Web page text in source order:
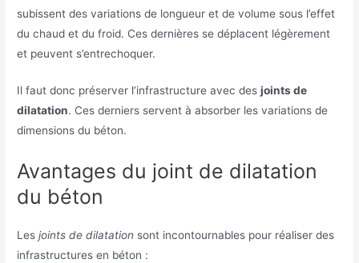
subissent des variations de longueur et de volume sous l’effet
du chaud et du froid. Ces dernières se déplacent légèrement
et peuvent s’entrechoquer.
Il faut donc préserver l’infrastructure avec desjoints de
dilatation. Ces derniers servent à absorber les variations de
dimensions du béton.
Avantages du joint de dilatation
du béton
Lesjoints de dilatation sont incontournables pour réaliser des
infrastructures en béton :